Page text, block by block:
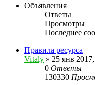
Объявления
Ответы
Просмотры
Последнее
Правила ресурса
Vitaly » 25 янв
0 Ответы
130330